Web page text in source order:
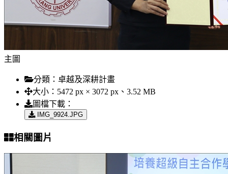
主圖
分類： 卓越及深耕計畫
大小： 5472 px × 3072 px、3.52 MB
圖檔下載：
IMG_9924.JPG
相關圖片